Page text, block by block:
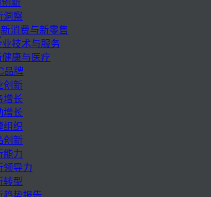
洞察
新消费与新零售
业技术与服务
健康与医疗
品牌
创新
增长
增长
组织
创新
能力
领导力
转型